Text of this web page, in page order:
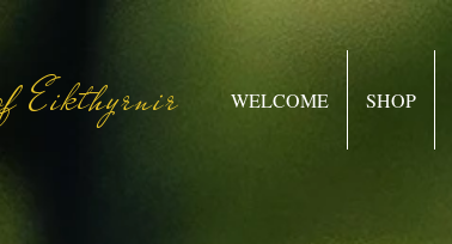
Eikthyrnir WELCOME SHOP